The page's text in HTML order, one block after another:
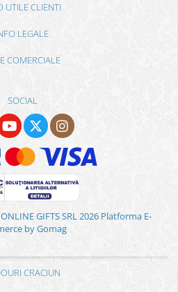
UTILE CLIENTI
LEGALE
COMERCIALE
SOCIAL
GIFTS SRL 2026 Platforma E-
by Gomag
CRACIUN